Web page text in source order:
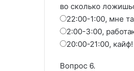
во сколько
22:00-1:00, мне
2:00-3:00,
20:00-21:00, кайф!
Вопрос 6.